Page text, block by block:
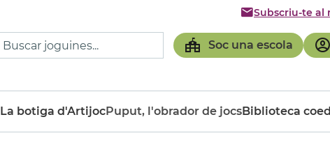
Soc una escola
Subscriu-te al
La botiga d'ArtijocPuput, l'obrador de jocsBiblioteca